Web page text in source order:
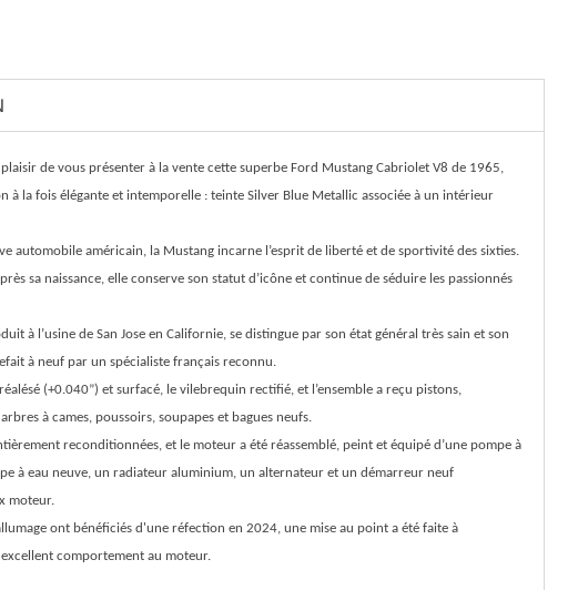
plaisir de vous présenter à la vente cette superbe Ford Mustang Cabriolet V8 de 1965,
à la fois élégante et intemporelle : teinte Silver Blue Metallic associée à un intérieur
automobile américain, la Mustang incarne l’esprit de liberté et de sportivité des sixties.
sa naissance, elle conserve son statut d’icône et continue de séduire les passionnés
à l’usine de San Jose en Californie, se distingue par son état général très sain et son
à neuf par un spécialiste français reconnu.
(+0.040”) et surfacé, le vilebrequin rectifié, et l’ensemble a reçu pistons,
à cames, poussoirs, soupapes et bagues neufs.
reconditionnées, et le moteur a été réassemblé, peint et équipé d’une pompe à
à eau neuve, un radiateur aluminium, un alternateur et un démarreur neuf
moteur.
ont bénéficiés d'une réfection en 2024, une mise au point a été faite à
comportement au moteur.